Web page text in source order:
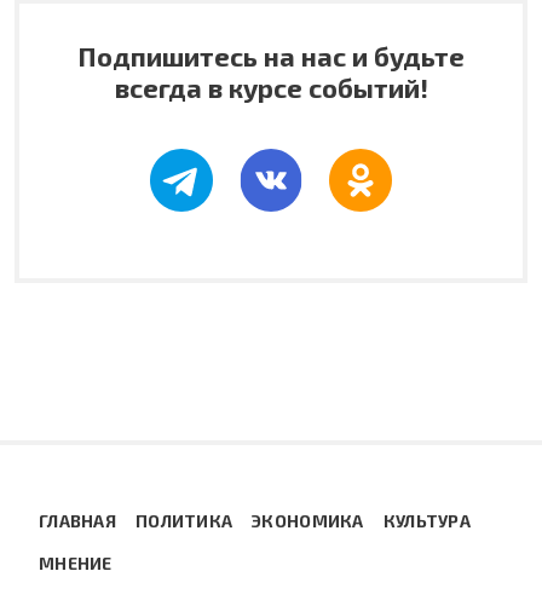
Подпишитесь на нас и будьте
всегда в курсе событий!
ГЛАВНАЯ ПОЛИТИКА ЭКОНОМИКА КУЛЬТУРА
МНЕНИЕ